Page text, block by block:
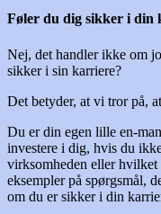
Føler du dig sikker i din
Nej, det handler ikke om
sikker i sin karriere?
Det betyder, at vi tror på,
Du er din egen lille en-
investere i dig, hvis du
virksomheden eller
eksempler på spørgsmål,
om du er sikker i din